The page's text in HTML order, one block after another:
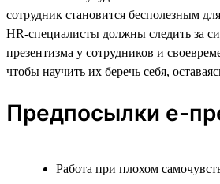
сотрудник становится бесполезным
HR-специалисты должны следить за
презентизма у сотрудников и
чтобы научить их беречь себя,
Предпосылки е-
Работа при плохом